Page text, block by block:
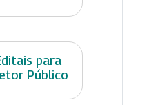
para
Público